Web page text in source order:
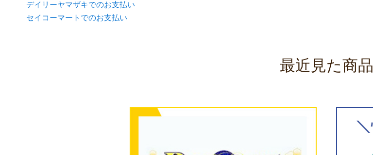
デイリーヤマザキでのお支払い
セイコーマートでのお支払い
最近見た商品